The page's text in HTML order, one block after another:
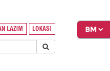
LAZIM LOKASI